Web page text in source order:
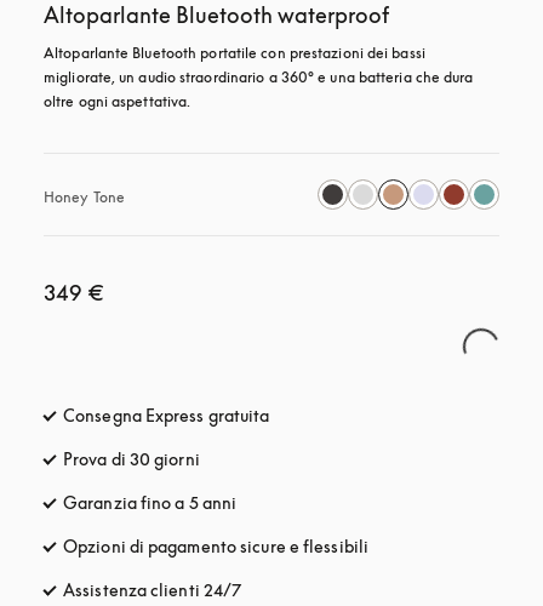
Altoparlante Bluetooth waterproof
Altoparlante Bluetooth portatile con prestazioni dei bassi
migliorate, un audio straordinario a 360° e una batteria che dura
oltre ogni aspettativa.
Honey Tone
349 €
Consegna Express gratuita
Prova di 30 giorni
Garanzia fino a 5 anni
Opzioni di pagamento sicure e flessibili
Assistenza clienti 24/7